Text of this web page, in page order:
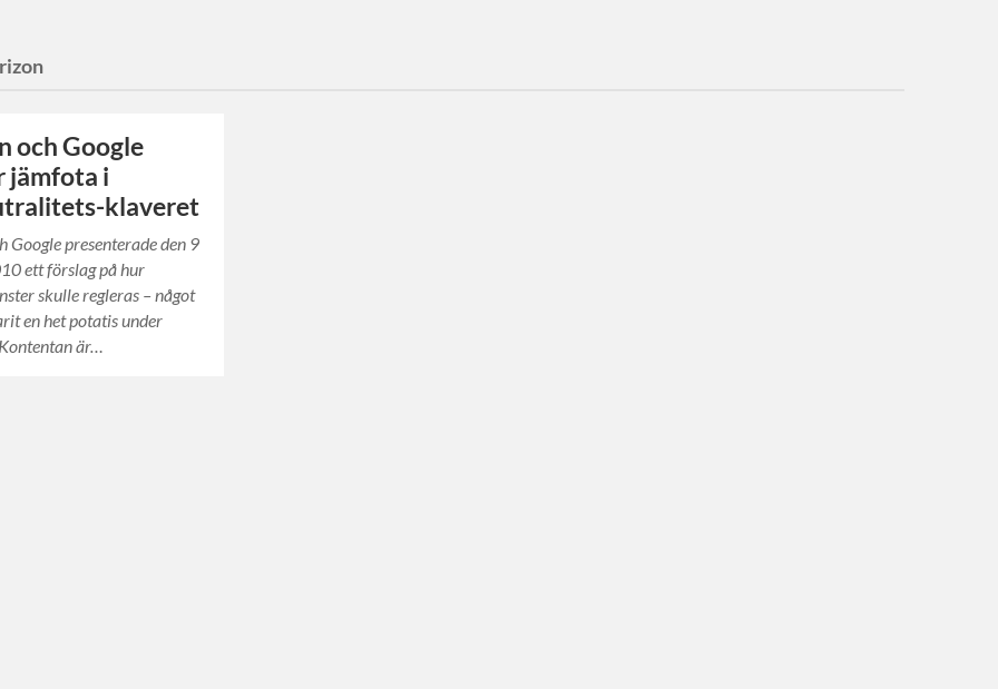
och Google
jämfota i
klaveret
Google presenterade den 9
ett förslag på hur
skulle regleras – något
en het potatis under
är…